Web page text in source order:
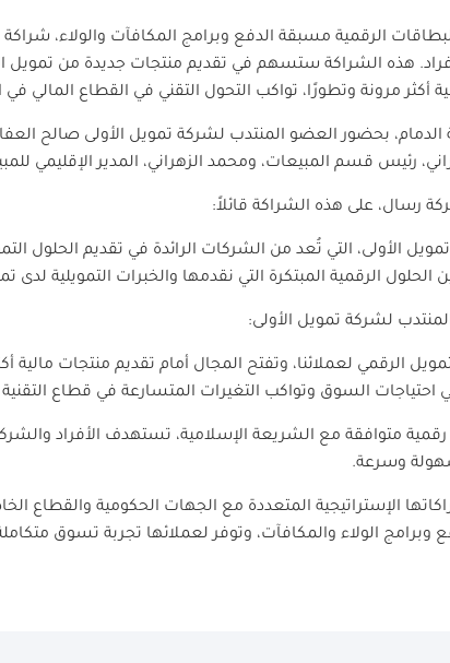
الرقمية مسبقة الدفع وبرامج المكافآت والولاء، شراكة
هذه الشراكة ستسهم في تقديم منتجات جديدة من تمويل
مرونة وتطورًا، تواكب التحول التقني في القطاع المالي في
الدمام، بحضور العضو المنتدب لشركة تمويل الأولى صالح
رئيس قسم المبيعات، ومحمد الزهراني، المدير الإقليمي
رسال، على هذه الشراكة قائلاً:
الأولى، التي تُعد من الشركات الرائدة في تقديم الحلول
الرقمية المبتكرة التي نقدمها والخبرات التمويلية لدى
لشركة تمويل الأولى:
الرقمي لعملائنا، وتفتح المجال أمام تقديم منتجات مالية
احتياجات السوق وتواكب التغيرات المتسارعة في قطاع التقنية
رقمية متوافقة مع الشريعة الإسلامية، تستهدف الأفراد
وسرعة.
الإستراتيجية المتعددة مع الجهات الحكومية والقطاع